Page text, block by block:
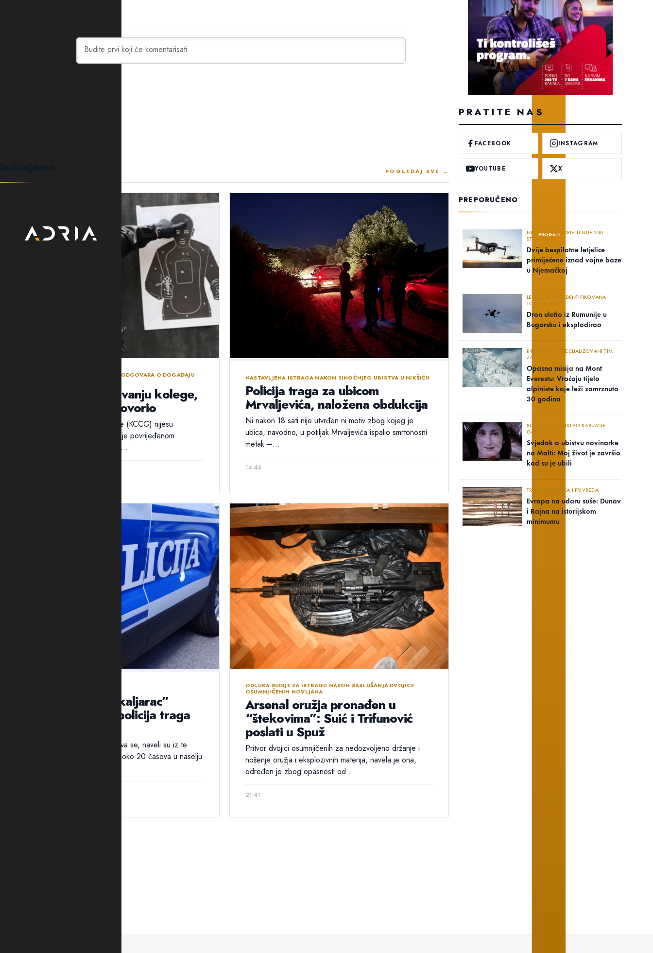
PROJEKTI
POGLEDAJ SVE →
BEZBJEDNOSNI SEKTOR DANIMA NE ODGOVARA O DOGAĐAJU
Policija ćuti o ranjavanju kolege,
ali traži ko je progovorio
Ni iz Kliničkog centra Crne Gore (KCCG) nijesu
odgovorili na pitanja Adrije da li je povrijeđenom
policajcu B.B. ukazivana pomoć...
NASTAVLJENA ISTRAGA NAKON SINOĆNJEG UBISTVA U NIKŠIĆU
Policija traga za ubicom
Mrvaljevića, naložena obdukcija
Ni nakon 18 sati nije utvrđen ni motiv zbog kojeg je
ubica, navodno, u potiljak Mrvaljevića ispalio smrtonosni
metak –...
14:44
NIKŠIĆ: Ubijen “škaljarac”
Jovan Mrvaljević, policija traga
Policija traga za ubicom. Pucnjava se, naveli su iz te
bezbjednosne službe, dogodila oko 20 časova u naselju
ODLUKA SUDIJE ZA ISTRAGU NAKON SASLUŠANJA DVOJICE
OSUMNJIČENIH NOVLJANA
Arsenal oružja pronađen u
“štekovima”: Suić i Trifunović
poslati u Spuž
Pritvor dvojici osumnjičenih za nedozvoljeno držanje i
nošenje oružja i eksplozivnih materija, navela je ona,
određen je zbog opasnosti od...
21:41
PRATITE NAS
FACEBOOK INSTAGRAM
YOUTUBE X
PREPORUČENO
NISU JAVNO OKRIVILI NIJEDNU
STRANU..
Dvije bespilotne letjelice
primijećene iznad vojne baze
u Njemačkoj
LETJELICA NIJE IDENTIFIKOVANA
TOKOM LETA
Dron uletio iz Rumunije u
Bugarsku i eksplodirao
INDIJA TRAŽI SPECIJALIZOVANI TIM
ZA..
Opasna misija na Mont
Everestu: Vraćaju tijelo
alpiniste koje leži zamrznuto
30 godina
SUĐENJE ZA UBISTVO KARUANE
GALICIJE
Svjedok o ubistvu novinarke
na Malti: Moj život je završio
kad su je ubili
TRPE ENERGETIKA I PRIVREDA
Evropa na udaru suše: Dunav
i Rajna na istorijskom
minimumu